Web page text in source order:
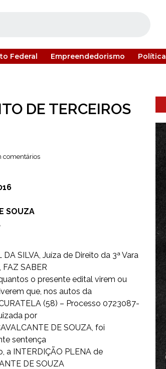
Federal Empreendedorismo Política
DE TERCEIROS
comentários
SOUZA
DA SILVA, Juíza de Direito da 3ª Vara
FAZ SABER
o presente edital virem ou
que, nos autos da
(58) – Processo 0723087-
por
DE SOUZA, foi
sentença
a INTERDIÇÃO PLENA de
DE SOUZA